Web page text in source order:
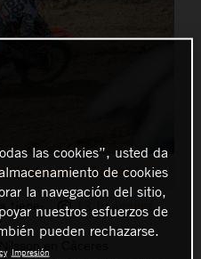
(Cáceres)
tiene: 13 Imágenes
en Cáceres
las cookies”, usted da
de cookies
la navegación del sitio,
nuestros esfuerzos de
pueden rechazarse.
Impresión